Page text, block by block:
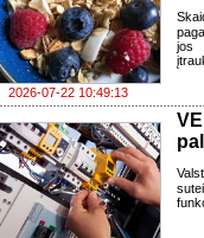
2026-07-22 10:49:13
jos